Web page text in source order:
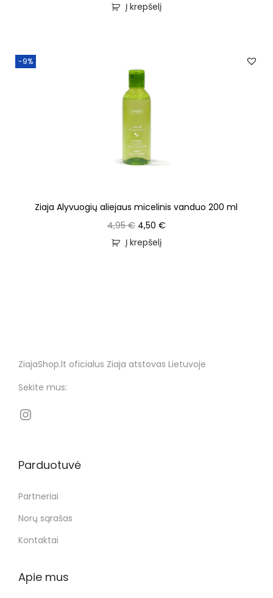
Į krepšelį
-9%
Ziaja Alyvuogių aliejaus micelinis vanduo 200 ml
4,95€ 4,50 €
Į krepšelį
ZiajaShop.lt oficialus Ziaja atstovas Lietuvoje
Sekite mus:
Parduotuvė
Partneriai
Norų sąrašas
Kontaktai
Apie mus